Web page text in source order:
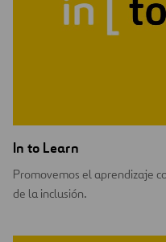
In to Learn
Promovemos el aprendizaje
de la inclusión.